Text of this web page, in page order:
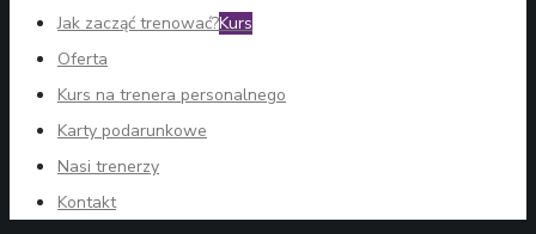
Jak zacząć trenować?Kurs
Oferta
Kurs na trenera personalnego
Karty podarunkowe
Nasi trenerzy
Kontakt